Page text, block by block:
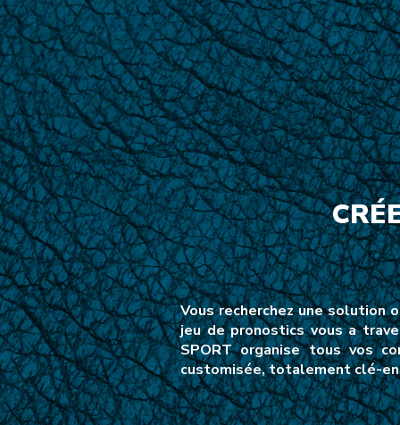
Vous recherchez une solution
jeu de pronostics vous a
SPORT organise tous vos
customisée, totalement clé-